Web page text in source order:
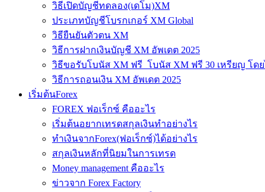
วิธีเปิดบัญชีทดลอง(เดโม)XM
ประเภทบัญชีโบรกเกอร์ XM Global
วิธียืนยันตัวตน XM
วิธีการฝากเงินบัญชี XM อัพเดต 2025
วิธีขอรับโบนัส XM ฟรี โบนัส XM ฟรี 30 เหรียญ โดย
วิธีการถอนเงิน XM อัพเดต 2025
เริ่มต้นForex
FOREX ฟอเร็กซ์ คืออะไร
เริ่มต้นอยากเทรดสกุลเงินทำอย่างไร
ทำเงินจากForex(ฟอเร็กซ์)ได้อย่างไร
สกุลเงินหลักที่นิยมในการเทรด
Money management คืออะไร
ข่าวจาก Forex Factory